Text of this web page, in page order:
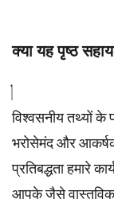
क्या यह पृष्ठ
विश्वसनीय तथ्यों के
भरोसेमंद और आकर्षक
प्रतिबद्धता हमारे
आपके जैसे वास्तविक